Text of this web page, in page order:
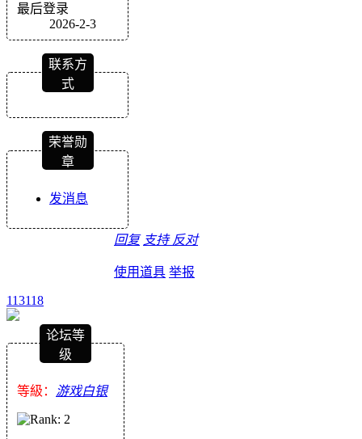
最后登录
2026-2-3
联系方
式
荣誉勋
章
发消息
回复 支持 反对
使用道具 举报
113118
论坛等
级
等級： 游戏白银